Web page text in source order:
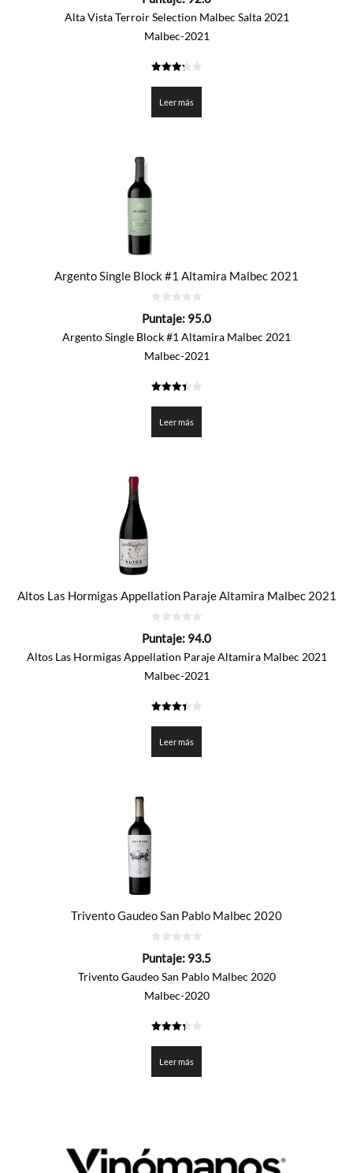
Alta Vista Terroir Selection Malbec Salta 2021
Malbec-2021
de 5
Leer más
Argento Single Block #1 Altamira Malbec 2021
de
Puntaje: 95.0
Argento Single Block #1 Altamira Malbec 2021
Malbec-2021
de 5
Leer más
Altos Las Hormigas Appellation Paraje Altamira Malbec 2021
de
Puntaje: 94.0
Altos Las Hormigas Appellation Paraje Altamira Malbec 2021
Malbec-2021
de 5
Leer más
Trivento Gaudeo San Pablo Malbec 2020
de
Puntaje: 93.5
Trivento Gaudeo San Pablo Malbec 2020
Malbec-2020
de 5
Leer más